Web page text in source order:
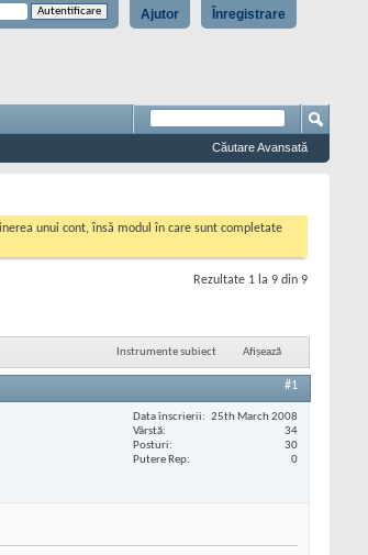
Înregistrare
Ajutor
Căutare Avansată
unui cont, însă modul în care sunt completate
Rezultate 1 la 9 din 9
Instrumente subiect Afișează
#1
Data înscrierii
25th March 2008
Vârstă
34
Posturi
30
Putere Rep
0